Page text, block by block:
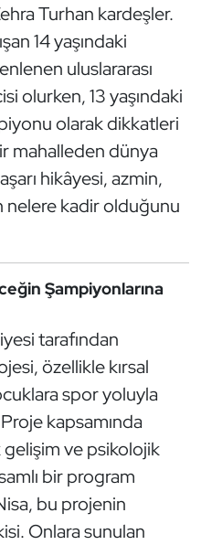
Turhan kardeşler.
14 yaşındaki
uluslararası
olurken, 13 yaşındaki
olarak dikkatleri
mahalleden dünya
hikâyesi, azmin,
kadir olduğunu
Şampiyonlarına
tarafından
özellikle kırsal
spor yoluyla
kapsamında
ve psikolojik
bir program
bu projenin
Onlara sunulan